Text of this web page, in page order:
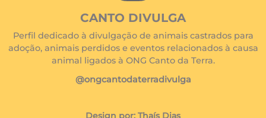
CANTO DIVULGA
Perfil dedicado à divulgação de animais castrados para
adoção, animais perdidos e eventos relacionados à causa
animal ligados à ONG Canto da Terra.
@ongcantodaterradivulga
Design por: Thaís Dias